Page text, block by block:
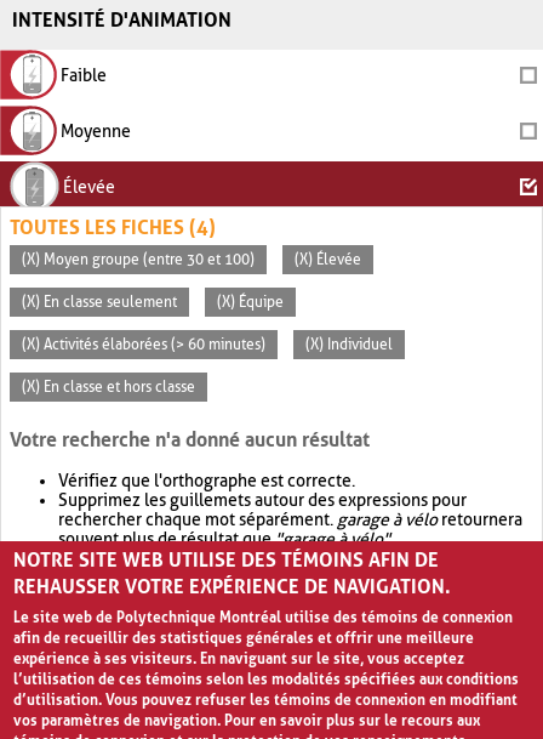
INTENSITÉ D'ANIMATION
Faible
Moyenne
Élevée
TOUTES LES FICHES (4)
(X) Moyen groupe (entre 30 et 100) (X) Élevée
(X) En classe seulement (X) Équipe
(X) Activités élaborées (> 60 minutes) (X) Individuel
(X) En classe et hors classe
Votre recherche n'a donné aucun résultat
Vérifiez que l'orthographe est correcte.
Supprimez les guillemets autour des expressions pour
rechercher chaque mot séparément. garage à véloretournera
souvent plus de résultat que"garage à vélo".
Envisagez d'élargir votre recherche avec OR.garage OR vélo
retournera souvent plus de résultat quegarage à vélo
NOTRE SITE WEB UTILISE DES TÉMOINS AFIN DE
REHAUSSER VOTRE EXPÉRIENCE DE NAVIGATION.
Le site web de Polytechnique Montréal utilise des témoins de connexion
afin de recueillir des statistiques générales et offrir une meilleure
expérience à ses visiteurs. En naviguant sur le site, vous acceptez
l’utilisation de ces témoins selon les modalités spécifiées aux conditions
d’utilisation. Vous pouvez refuser les témoins de connexion en modifiant
vos paramètres de navigation. Pour en savoir plus sur le recours aux